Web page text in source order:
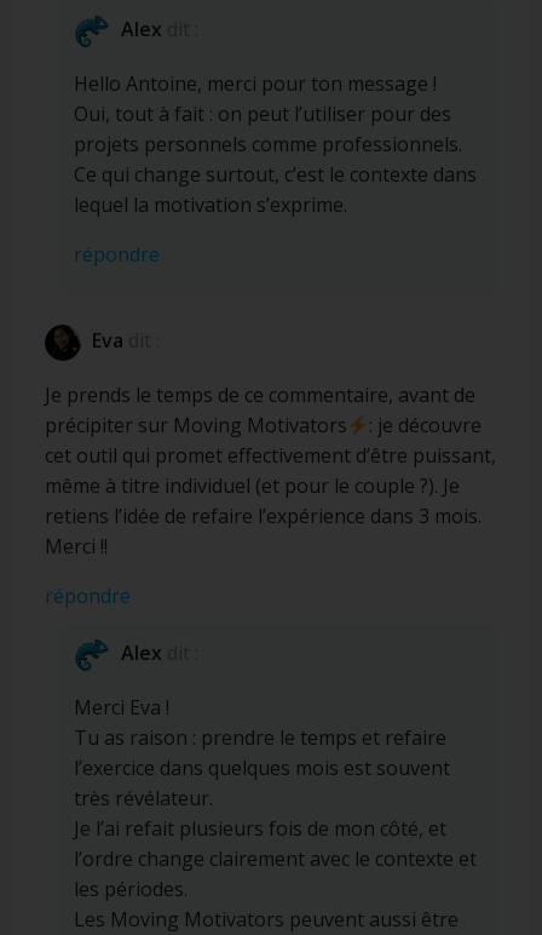
Alex
Hello Antoine, merci pour ton message !
Oui, tout à fait : on peut l’utiliser pour des
projets personnels comme professionnels.
Ce qui change surtout, c’est le contexte dans
lequel la motivation s’exprime.
répondre
Eva
Je prends le temps de ce commentaire, avant de
précipiter sur Moving Motivators
: je découvre
cet outil qui promet effectivement d’être puissant,
même à titre individuel (et pour le couple ?). Je
retiens l’idée de refaire l’expérience dans 3 mois.
Merci !!
répondre
Alex
Merci Eva !
Tu as raison : prendre le temps et refaire
l’exercice dans quelques mois est souvent
très révélateur.
Je l’ai refait plusieurs fois de mon côté, et
l’ordre change clairement avec le contexte et
les périodes.
Les Moving Motivators peuvent aussi être